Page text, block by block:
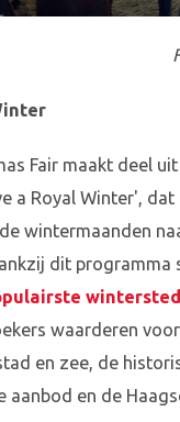
Fair maakt deel
a Royal Winter',
wintermaanden
dit programma
waarderen
en zee, de
aanbod en de